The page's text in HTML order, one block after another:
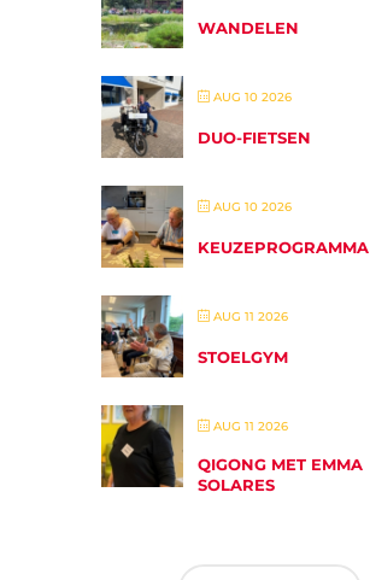
WANDELEN
AUG 10 2026
DUO-FIETSEN
AUG 10 2026
KEUZEPROGRAMMA
AUG 11 2026
STOELGYM
AUG 11 2026
QIGONG MET EMMA
SOLARES